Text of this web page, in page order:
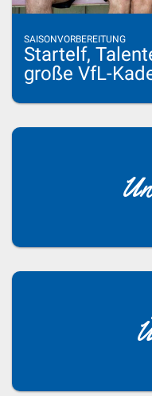
SAISONVORBEREITUNG
Startelf,
große VfL-